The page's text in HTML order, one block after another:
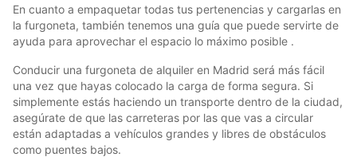
En cuanto a empaquetar todas tus pertenencias y cargarlas en
la furgoneta, también tenemos una guía que puede servirte de
ayuda para aprovechar el espacio lo máximo posible .
Conducir una furgoneta de alquiler en Madrid será más fácil
una vez que hayas colocado la carga de forma segura. Si
simplemente estás haciendo un transporte dentro de la ciudad,
asegúrate de que las carreteras por las que vas a circular
están adaptadas a vehículos grandes y libres de obstáculos
como puentes bajos.